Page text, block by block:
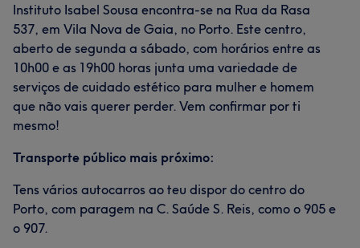
Instituto Isabel Sousa encontra-se na Rua da Rasa
537, em Vila Nova de Gaia, no Porto. Este centro,
aberto de segunda a sábado, com horários entre as
10h00 e as 19h00 horas junta uma variedade de
serviços de cuidado estético para mulher e homem
que não vais querer perder. Vem confirmar por ti
mesmo!
Transporte público mais próximo:
Tens vários autocarros ao teu dispor do centro do
Porto, com paragem na C. Saúde S. Reis, como o 905 e
o 907.